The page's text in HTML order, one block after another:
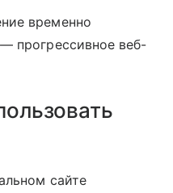
временно
прогрессивное веб-
сайте